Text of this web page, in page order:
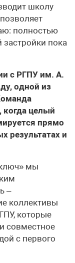
школу
полностью
пока
с РГПУ им. А.
одной из
когда целый
прямо
результатах и
мы
–
коллективы
которые
совместное
с первого